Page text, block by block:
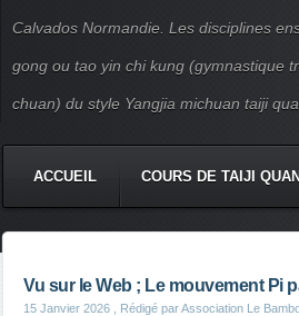
Calvados Normandie. Les disciplines
gong ou tao yin chi kung (gymnastique
chuan) du style Yangjia michuan taiji
ACCUEIL COURS DE TAIJI QUAN
Vu sur le Web ; Le mouvement Pi
15 Janvier 2026 , Rédigé par Association Le